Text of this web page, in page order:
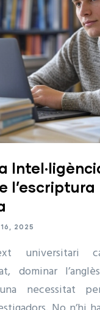
l’escriptura
2025
universitari
dominar
necessitat